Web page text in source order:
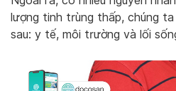
lượng tinh trùng thấp, chúng
sau: y tế, môi trường và lối